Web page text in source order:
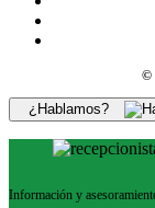
©
¿Hablamos?
Información y